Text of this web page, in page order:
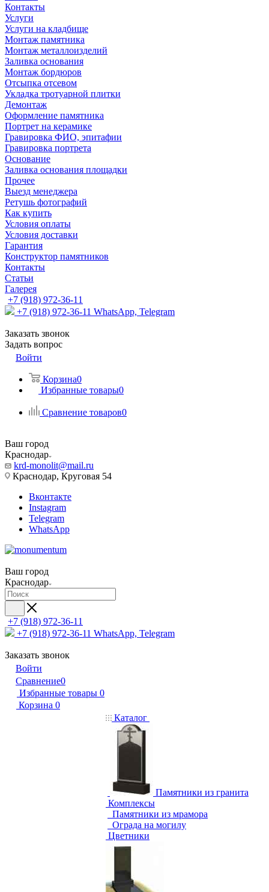
Контакты
Услуги
Услуги на кладбище
Монтаж памятника
Монтаж металлоизделий
Заливка основания
Монтаж бордюров
Отсыпка отсевом
Укладка тротуарной плитки
Демонтаж
Оформление памятника
Портрет на керамике
Гравировка ФИО, эпитафии
Гравировка портрета
Основание
Заливка основания площадки
Прочее
Выезд менеджера
Ретушь фотографий
Как купить
Условия оплаты
Условия доставки
Гарантия
Конструктор памятников
Контакты
Статьи
Галерея
+7 (918) 972-36-11
+7 (918) 972-36-11 WhatsApp, Telegram
Заказать звонок
Задать вопрос
Войти
Корзина0
Избранные товары0
Сравнение товаров0
Ваш город
Краснодар
krd-monolit@mail.ru
Краснодар, Круговая 54
Вконтакте
Instagram
Telegram
WhatsApp
Ваш город
Краснодар
+7 (918) 972-36-11
+7 (918) 972-36-11 WhatsApp, Telegram
Заказать звонок
Войти
Сравнение0
Избранные товары 0
Корзина 0
Каталог
Памятники из гранита
Комплексы
Памятники из мрамора
Ограда на могилу
Цветники